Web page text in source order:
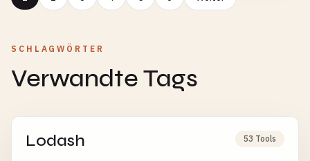
SCHLAGWÖRTER
Verwandte Tags
Lodash 53 Tools